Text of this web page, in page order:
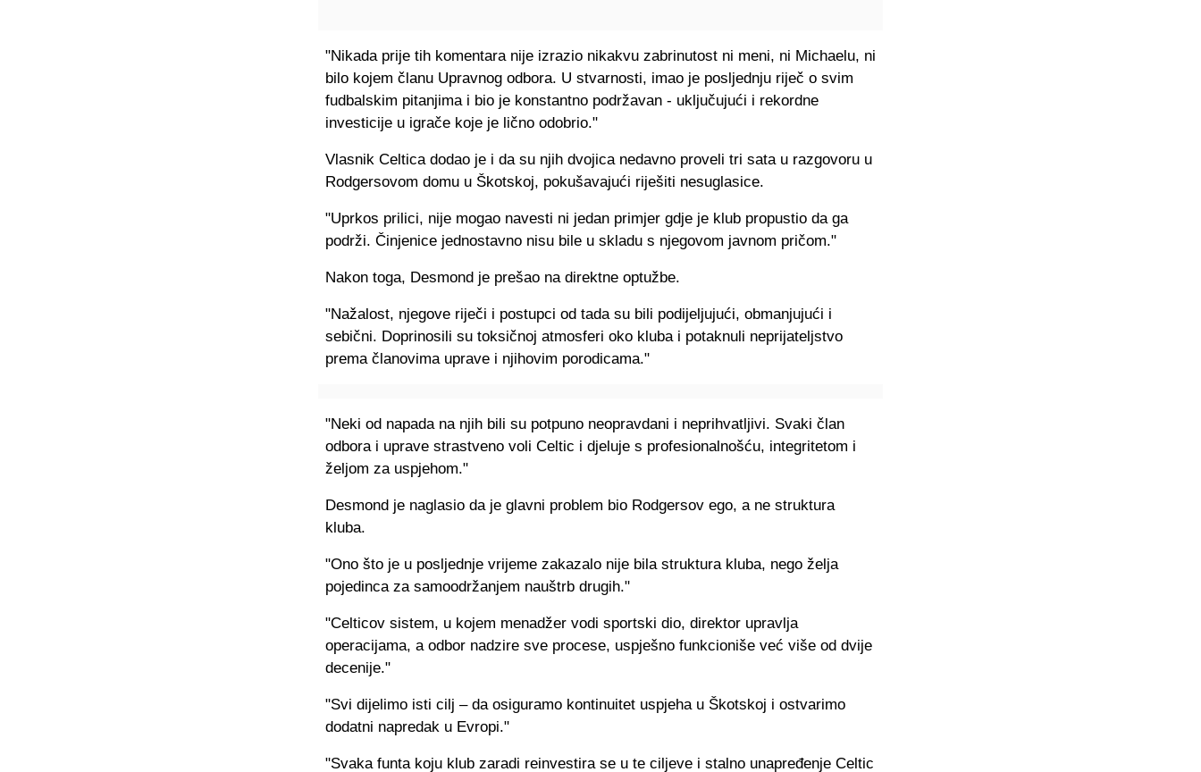
"Nikada prije tih komentara nije izrazio nikakvu zabrinutost ni meni, ni Michaelu, ni
bilo kojem članu Upravnog odbora. U stvarnosti, imao je posljednju riječ o svim
fudbalskim pitanjima i bio je konstantno podržavan - uključujući i rekordne
investicije u igrače koje je lično odobrio."
Vlasnik Celtica dodao je i da su njih dvojica nedavno proveli tri sata u razgovoru u
Rodgersovom domu u Škotskoj, pokušavajući riješiti nesuglasice.
"Uprkos prilici, nije mogao navesti ni jedan primjer gdje je klub propustio da ga
podrži. Činjenice jednostavno nisu bile u skladu s njegovom javnom pričom."
Nakon toga, Desmond je prešao na direktne optužbe.
"Nažalost, njegove riječi i postupci od tada su bili podijeljujući, obmanjujući i
sebični. Doprinosili su toksičnoj atmosferi oko kluba i potaknuli neprijateljstvo
prema članovima uprave i njihovim porodicama."
"Neki od napada na njih bili su potpuno neopravdani i neprihvatljivi. Svaki član
odbora i uprave strastveno voli Celtic i djeluje s profesionalnošću, integritetom i
željom za uspjehom."
Desmond je naglasio da je glavni problem bio Rodgersov ego, a ne struktura
kluba.
"Ono što je u posljednje vrijeme zakazalo nije bila struktura kluba, nego želja
pojedinca za samoodržanjem nauštrb drugih."
"Celticov sistem, u kojem menadžer vodi sportski dio, direktor upravlja
operacijama, a odbor nadzire sve procese, uspješno funkcioniše već više od dvije
decenije."
"Svi dijelimo isti cilj – da osiguramo kontinuitet uspjeha u Škotskoj i ostvarimo
dodatni napredak u Evropi."
"Svaka funta koju klub zaradi reinvestira se u te ciljeve i stalno unapređenje Celtic